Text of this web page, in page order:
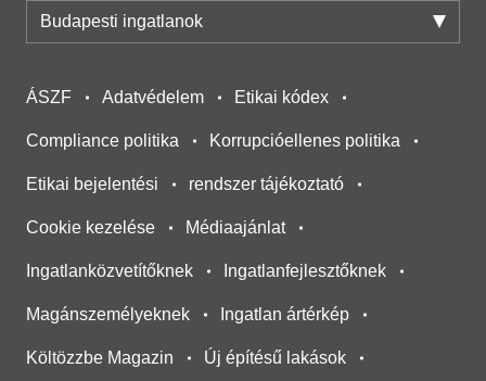
Budapesti ingatlanok
ÁSZF Adatvédelem Etikai kódex
Compliance politika Korrupcióellenes politika
Etikai bejelentési rendszer tájékoztató
Cookie kezelése Médiaajánlat
Ingatlanközvetítőknek Ingatlanfejlesztőknek
Magánszemélyeknek Ingatlan ártérkép
Költözzbe Magazin Új építésű lakások